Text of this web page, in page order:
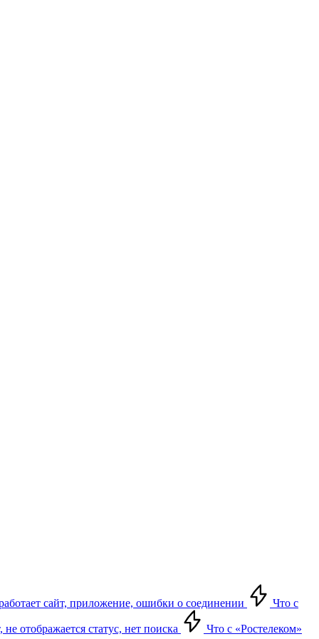
сайт, приложение, ошибки о соединении Что с
отображается статус, нет поиска Что с «Ростелеком»